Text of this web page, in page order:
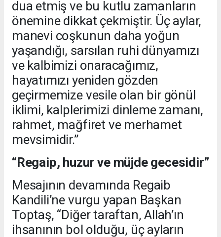
dua etmiş ve bu kutlu zamanların
önemine dikkat çekmiştir. Üç aylar,
manevi coşkunun daha yoğun
yaşandığı, sarsılan ruhi dünyamızı
ve kalbimizi onaracağımız,
hayatımızı yeniden gözden
geçirmemize vesile olan bir gönül
iklimi, kalplerimizi dinleme zamanı,
rahmet, mağfiret ve merhamet
mevsimidir.”
“Regaip, huzur ve müjde gecesidir”
Mesajının devamında Regaib
Kandili’ne vurgu yapan Başkan
Toptaş, “Diğer taraftan, Allah’ın
ihsanının bol olduğu, üç ayların